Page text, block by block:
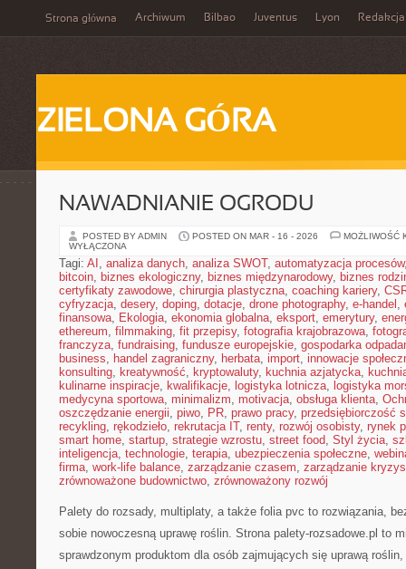
Strona główna Archiwum Bilbao Juventus Lyon Redakcja
ZIELONA GÓRA
NAWADNIANIE OGRODU
POSTED BY ADMIN POSTED ON MAR - 16 - 2026
MOŻLIWOŚĆ
WYŁĄCZONA
Tagi: AI , analiza danych, analiza SWOT, automatyzacja procesów
bitcoin, biznes ekologiczny, biznes międzynarodowy, biznes
certyfikaty zawodowe, chirurgia plastyczna, coaching kariery,
cyfryzacja, desery, doping, dotacje, drone photography, e-handel ,
finansowa, Ekologia, ekonomia globalna, eksport, emerytury,
ethereum, filmmaking, fit przepisy, fotografia krajobrazowa,
franczyza, fundraising, fundusze europejskie, gospodarka
business, handel zagraniczny, herbata, import, innowacje
konsulting, kreatywność, kryptowaluty, kuchnia azjatycka,
kulinarne inspiracje, kwalifikacje, logistyka lotnicza, logistyka
medycyna sportowa, minimalizm, motivacja, obsługa klienta,
oszczędzanie energii, piwo, PR, prawo pracy, przedsiębiorczość
recykling, rękodzieło, rekrutacja IT, renty, rozwój osobisty, rynek
smart home, startup, strategie wzrostu, street food, Styl życia,
inteligencja, technologie, terapia, ubezpieczenia społeczne,
firma, work-life balance, zarządzanie czasem, zarządzanie
zrównoważone budownictwo, zrównoważony rozwój
Palety do rozsady, multiplaty, a także folia pvc to rozwiązania,
sobie nowoczesną uprawę roślin. Strona palety-rozsadowe.pl to
sprawdzonym produktom dla osób zajmujących się uprawą